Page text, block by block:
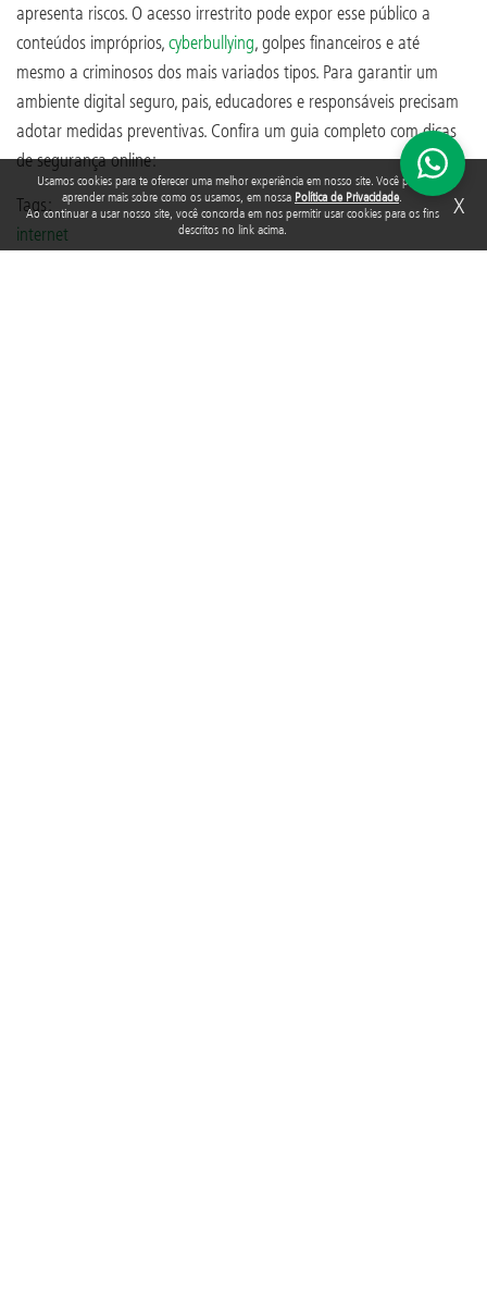
Usamos cookies para te oferecer uma melhor experiência em nosso site. Você pode
aprender mais sobre como os usamos, em nossa Política de Privacidade.
Ao continuar a usar nosso site, você concorda em nos permitir usar cookies para os fins
descritos no link acima.
X
apresenta riscos. O acesso irrestrito pode expor esse público a
conteúdos impróprios,cyberbullying, golpes financeiros e até
mesmo a criminosos dos mais variados tipos. Para garantir um
ambiente digital seguro, pais, educadores e responsáveis precisam
adotar medidas preventivas. Confira um guia completo com dicas
de segurança online:
Tags:
internet